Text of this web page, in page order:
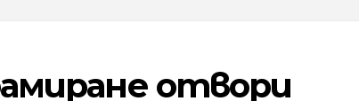
отвори